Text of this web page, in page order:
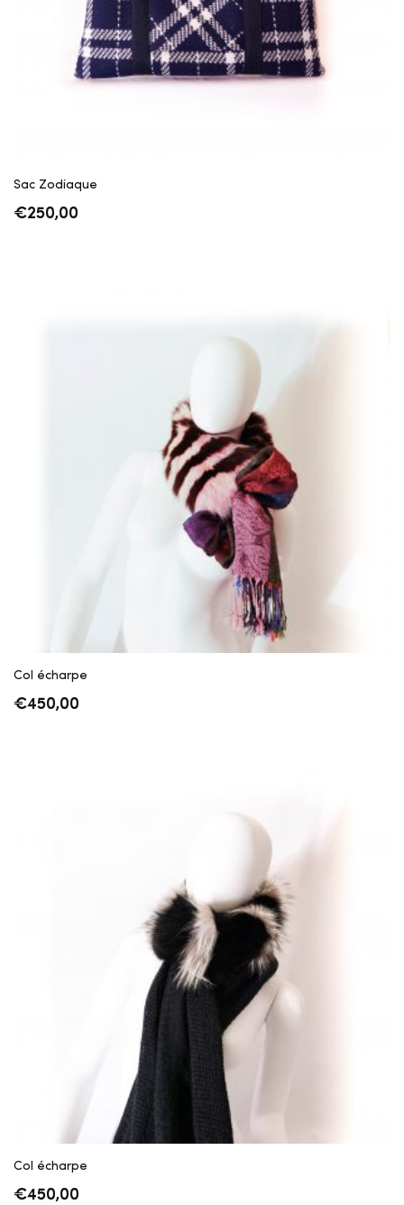
Sac Zodiaque
€250,00
Col écharpe
€450,00
Col écharpe
€450,00